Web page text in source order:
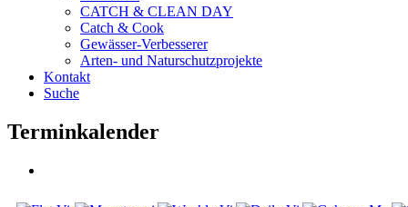
CATCH & CLEAN DAY
Catch & Cook
Gewässer-Verbesserer
Arten- und Naturschutzprojekte
Kontakt
Suche
Terminkalender